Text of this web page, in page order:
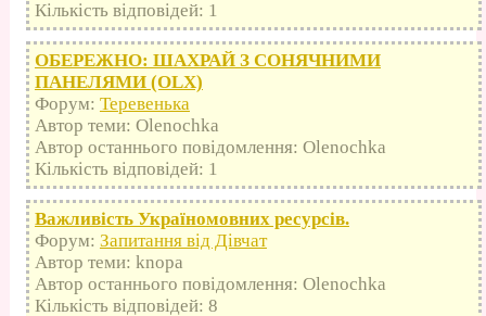
Кількість відповідей: 1
ОБЕРЕЖНО: ШАХРАЙ З СОНЯЧНИМИ
ПАНЕЛЯМИ (OLX)
Форум: Теревенька
Автор теми: Olenochka
Автор останнього повідомлення: Olenochka
Кількість відповідей: 1
Важливість Україномовних ресурсів.
Форум: Запитання від Дівчат
Автор теми: knopa
Автор останнього повідомлення: Olenochka
Кількість відповідей: 8